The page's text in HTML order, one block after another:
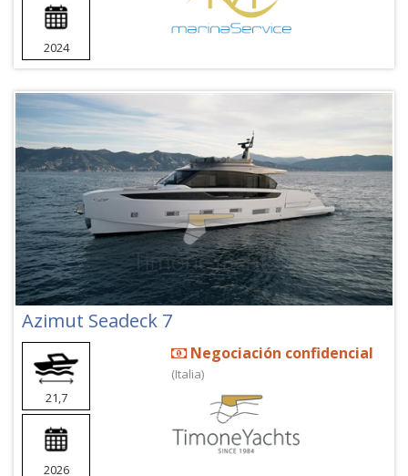
2024
Azimut Seadeck 7
21,7
2026
Negociación confidencial
(Italia)